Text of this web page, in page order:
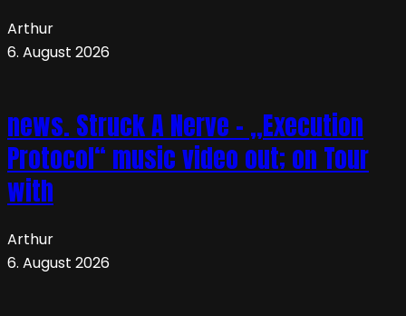
Arthur
6. August 2026
news. Struck A Nerve – „Execution
Protocol“ music video out; on Tour
with
Arthur
6. August 2026